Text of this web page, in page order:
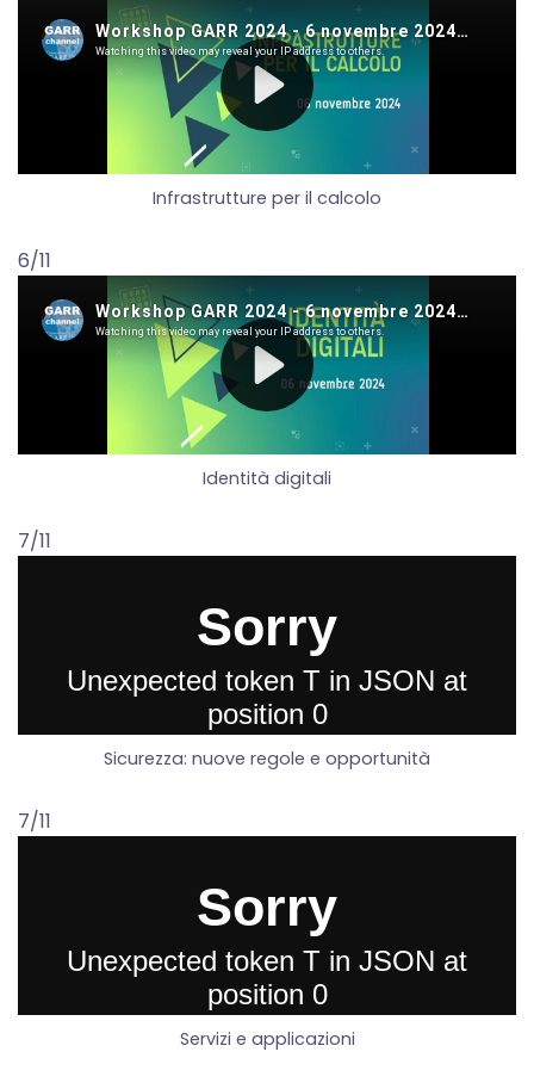
Infrastrutture per il calcolo
6/11
Identità digitali
7/11
Sicurezza: nuove regole e opportunità
7/11
Servizi e applicazioni